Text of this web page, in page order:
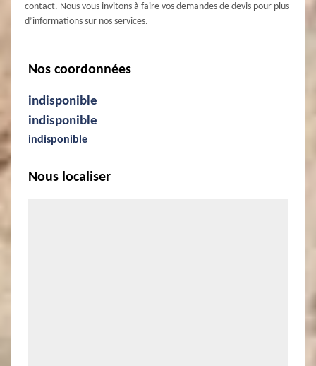
contact. Nous vous invitons à faire vos demandes de devis pour plus
d’informations sur nos services.
Nos coordonnées
indisponible
indisponible
indisponible
Nous localiser